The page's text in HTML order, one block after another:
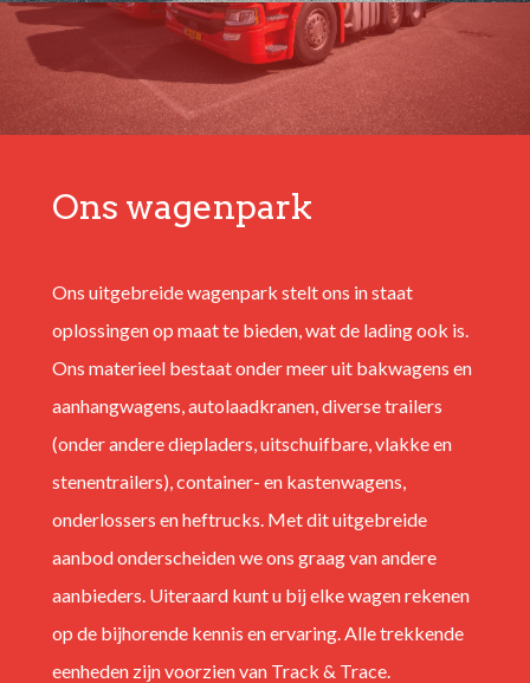
Ons wagenpark
Ons uitgebreide wagenpark stelt ons in staat
oplossingen op maat te bieden, wat de lading ook is.
Ons materieel bestaat onder meer uit bakwagens en
aanhangwagens, autolaadkranen, diverse trailers
(onder andere diepladers, uitschuifbare, vlakke en
stenentrailers), container- en kastenwagens,
onderlossers en heftrucks. Met dit uitgebreide
aanbod onderscheiden we ons graag van andere
aanbieders. Uiteraard kunt u bij elke wagen rekenen
op de bijhorende kennis en ervaring. Alle trekkende
eenheden zijn voorzien van Track & Trace.